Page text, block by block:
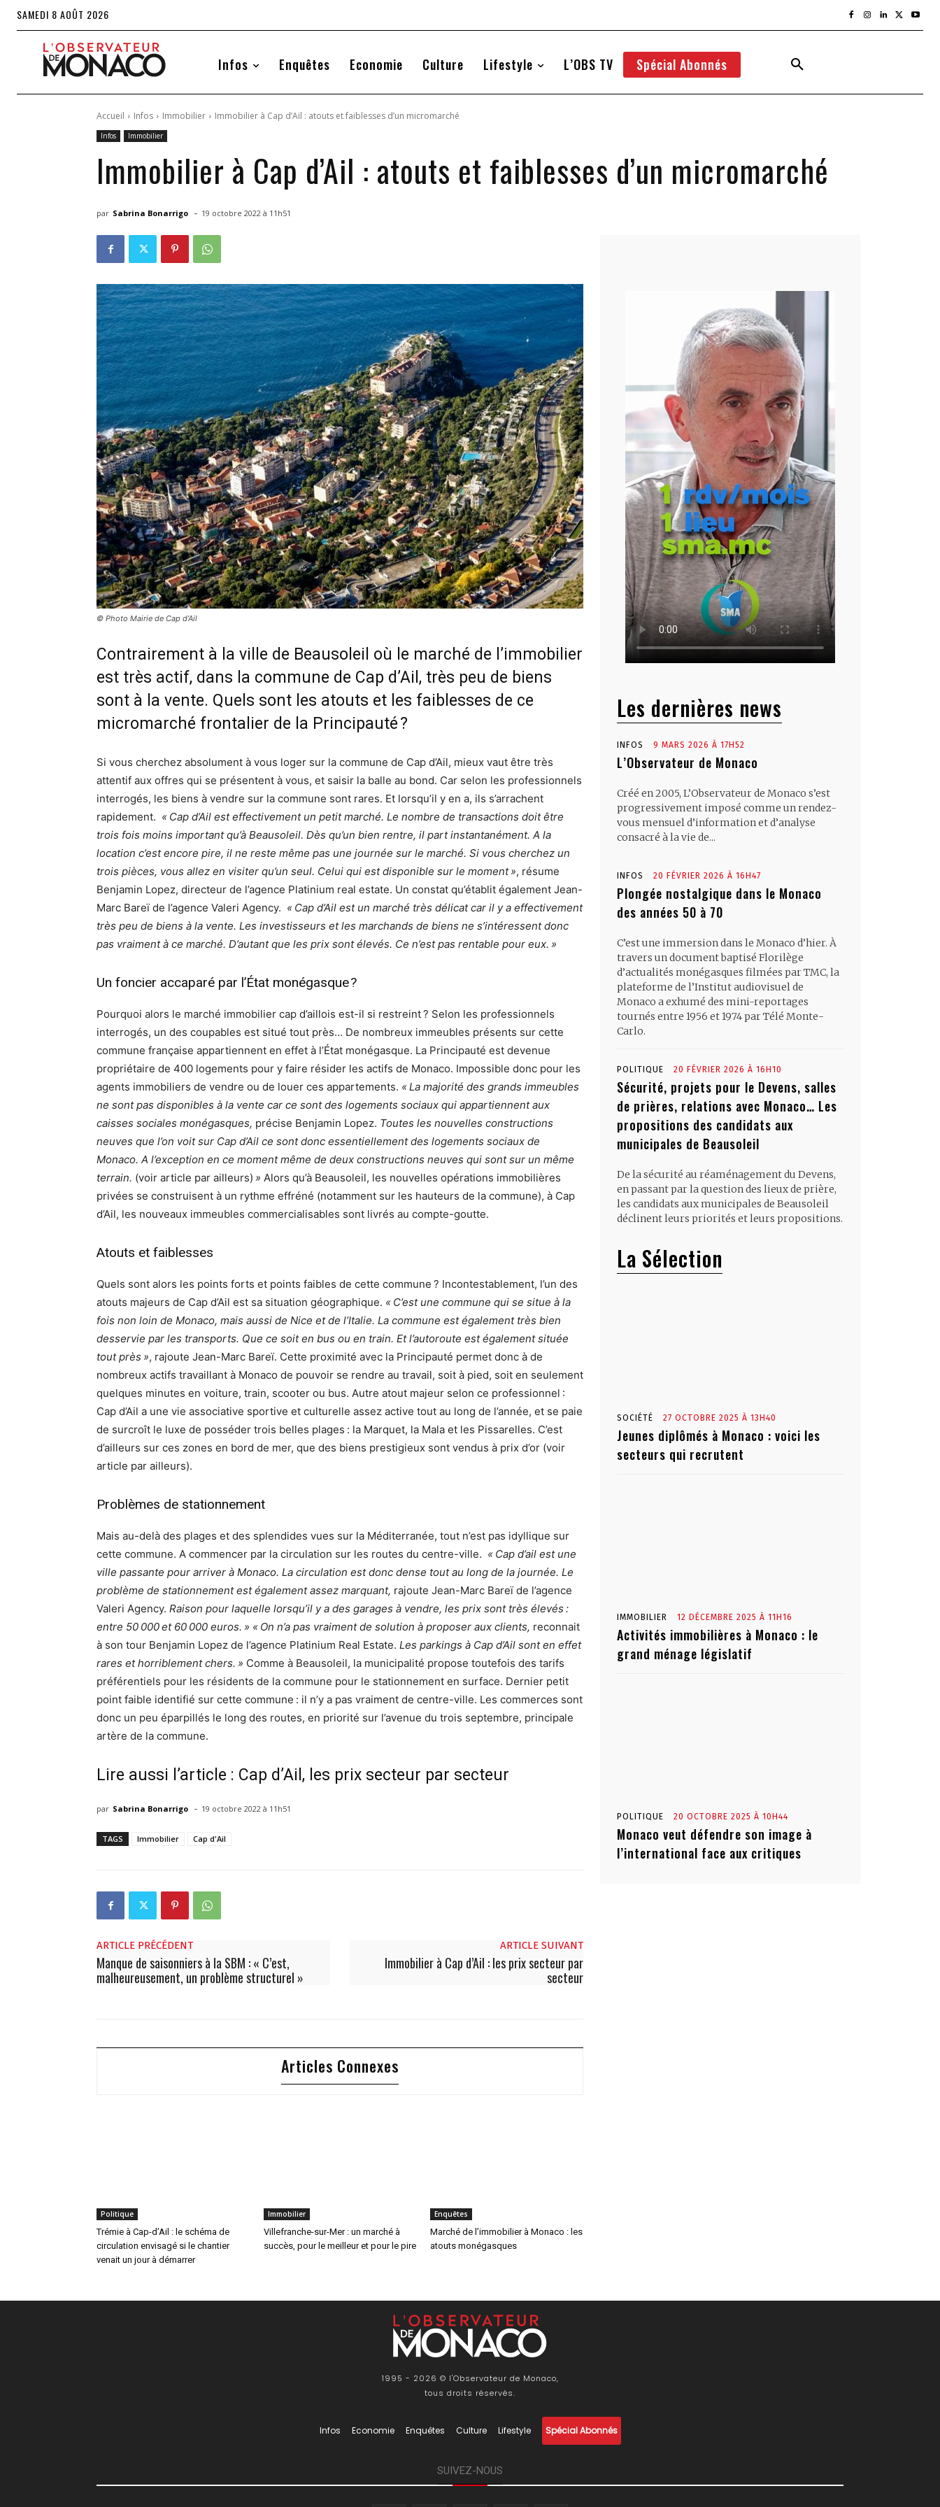
SAMEDI 8 AOÛT 2026
Infos Enquêtes Economie Culture Lifestyle L’OBS TV Spécial Abonnés
Accueil Infos Immobilier Immobilier à Cap d’Ail : atouts et faiblesses d’un micromarché
Infos Immobilier
Immobilier à Cap d’Ail : atouts et faiblesses d’un micromarché
par Sabrina Bonarrigo - 19 octobre 2022 à 11h51
© Photo Mairie de Cap d’Ail
Contrairement à la ville de Beausoleil où le marché de l’immobilier
est très actif, dans la commune de Cap d’Ail, très peu de biens
sont à la vente. Quels sont les atouts et les faiblesses de ce
micromarché frontalier de la Principauté ?
Si vous cherchez absolument à vous loger sur la commune de Cap d’Ail, mieux vaut être très
attentif aux offres qui se présentent à vous, et saisir la balle au bond. Car selon les professionnels
interrogés, les biens à vendre sur la commune sont rares. Et lorsqu’il y en a, ils s’arrachent
rapidement. « Cap d’Ail est effectivement un petit marché. Le nombre de transactions doit être
trois fois moins important qu’à Beausoleil. Dès qu’un bien rentre, il part instantanément. A la
location c’est encore pire, il ne reste même pas une journée sur le marché. Si vous cherchez un
trois pièces, vous allez en visiter qu’un seul. Celui qui est disponible sur le moment », résume
Benjamin Lopez, directeur de l’agence Platinium real estate. Un constat qu’établit également Jean-
Marc Bareï de l’agence Valeri Agency. « Cap d’Ail est un marché très délicat car il y a effectivement
très peu de biens à la vente. Les investisseurs et les marchands de biens ne s’intéressent donc
pas vraiment à ce marché. D’autant que les prix sont élevés. Ce n’est pas rentable pour eux. »
Un foncier accaparé par l’État monégasque ?
Pourquoi alors le marché immobilier cap d’aillois est-il si restreint ? Selon les professionnels
interrogés, un des coupables est situé tout près… De nombreux immeubles présents sur cette
commune française appartiennent en effet à l’État monégasque. La Principauté est devenue
propriétaire de 400 logements pour y faire résider les actifs de Monaco. Impossible donc pour les
agents immobiliers de vendre ou de louer ces appartements. « La majorité des grands immeubles
ne sont pas disponibles à la vente car ce sont des logements sociaux qui appartiennent aux
caisses sociales monégasques, précise Benjamin Lopez. Toutes les nouvelles constructions
neuves que l’on voit sur Cap d’Ail ce sont donc essentiellement des logements sociaux de
Monaco. A l’exception en ce moment même de deux constructions neuves qui sont sur un même
terrain. (voir article par ailleurs) » Alors qu’à Beausoleil, les nouvelles opérations immobilières
privées se construisent à un rythme effréné (notamment sur les hauteurs de la commune), à Cap
d’Ail, les nouveaux immeubles commercialisables sont livrés au compte-goutte.
Atouts et faiblesses
Quels sont alors les points forts et points faibles de cette commune ? Incontestablement, l’un des
atouts majeurs de Cap d’Ail est sa situation géographique. « C’est une commune qui se situe à la
fois non loin de Monaco, mais aussi de Nice et de l’Italie. La commune est également très bien
desservie par les transports. Que ce soit en bus ou en train. Et l’autoroute est également située
tout près », rajoute Jean-Marc Bareï. Cette proximité avec la Principauté permet donc à de
nombreux actifs travaillant à Monaco de pouvoir se rendre au travail, soit à pied, soit en seulement
quelques minutes en voiture, train, scooter ou bus. Autre atout majeur selon ce professionnel :
Cap d’Ail a une vie associative sportive et culturelle assez active tout au long de l’année, et se paie
de surcroît le luxe de posséder trois belles plages : la Marquet, la Mala et les Pissarelles. C’est
d’ailleurs sur ces zones en bord de mer, que des biens prestigieux sont vendus à prix d’or (voir
article par ailleurs).
Problèmes de stationnement
Mais au-delà des plages et des splendides vues sur la Méditerranée, tout n’est pas idyllique sur
cette commune. A commencer par la circulation sur les routes du centre-ville. « Cap d’ail est une
ville passante pour arriver à Monaco. La circulation est donc dense tout au long de la journée. Le
problème de stationnement est également assez marquant, rajoute Jean-Marc Bareï de l’agence
Valeri Agency. Raison pour laquelle lorsqu’il y a des garages à vendre, les prix sont très élevés :
entre 50 000 et 60 000 euros. » « On n’a pas vraiment de solution à proposer aux clients, reconnait
à son tour Benjamin Lopez de l’agence Platinium Real Estate. Les parkings à Cap d’Ail sont en effet
rares et horriblement chers. » Comme à Beausoleil, la municipalité propose toutefois des tarifs
préférentiels pour les résidents de la commune pour le stationnement en surface. Dernier petit
point faible identifié sur cette commune : il n’y a pas vraiment de centre-ville. Les commerces sont
donc un peu éparpillés le long des routes, en priorité sur l’avenue du trois septembre, principale
artère de la commune.
Lire aussi l’article : Cap d’Ail, les prix secteur par secteur
par Sabrina Bonarrigo - 19 octobre 2022 à 11h51
TAGS Immobilier Cap d'Ail
ARTICLE PRÉCÉDENT
Manque de saisonniers à la SBM : « C’est,
malheureusement, un problème structurel »
ARTICLE SUIVANT
Immobilier à Cap d’Ail : les prix secteur par
secteur
Articles Connexes
Politique
Trémie à Cap-d’Ail : le schéma de
circulation envisagé si le chantier
venait un jour à démarrer
Immobilier
Villefranche-sur-Mer : un marché à
succès, pour le meilleur et pour le pire
Enquêtes
Marché de l’immobilier à Monaco : les
atouts monégasques
Les dernières news
INFOS 9 MARS 2026 À 17H52
L’Observateur de Monaco
Créé en 2005, L’Observateur de Monaco s’est
progressivement imposé comme un rendez-
vous mensuel d’information et d’analyse
consacré à la vie de...
INFOS 20 FÉVRIER 2026 À 16H47
Plongée nostalgique dans le Monaco
des années 50 à 70
C’est une immersion dans le Monaco d’hier. À
travers un document baptisé Florilège
d’actualités monégasques filmées par TMC, la
plateforme de l’Institut audiovisuel de
Monaco a exhumé des mini-reportages
tournés entre 1956 et 1974 par Télé Monte-
Carlo.
POLITIQUE 20 FÉVRIER 2026 À 16H10
Sécurité, projets pour le Devens, salles
de prières, relations avec Monaco… Les
propositions des candidats aux
municipales de Beausoleil
De la sécurité au réaménagement du Devens,
en passant par la question des lieux de prière,
les candidats aux municipales de Beausoleil
déclinent leurs priorités et leurs propositions.
La Sélection
SOCIÉTÉ 27 OCTOBRE 2025 À 13H40
Jeunes diplômés à Monaco : voici les
secteurs qui recrutent
IMMOBILIER 12 DÉCEMBRE 2025 À 11H16
Activités immobilières à Monaco : le
grand ménage législatif
POLITIQUE 20 OCTOBRE 2025 À 10H44
Monaco veut défendre son image à
l’international face aux critiques
1995 - 2026 © l'Observateur de Monaco,
tous droits réservés.
Infos Economie Enquêtes Culture Lifestyle Spécial Abonnés
SUIVEZ-NOUS